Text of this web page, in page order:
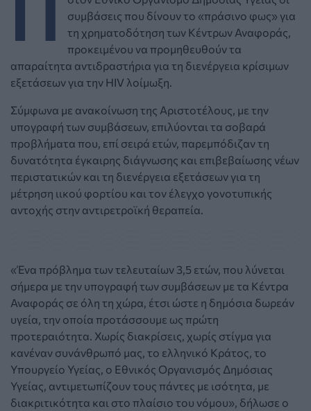
συμβάσεις που δίνουν το «πράσινο φως» για
τη χρηματοδότηση των Κέντρων Αναφοράς,
προκειμένου να προμηθευθούν τα
απαραίτητα αντιδραστήρια για τη διενέργεια κρίσιμων
εξετάσεων για την HIV λοίμωξη.
Σύμφωνα με ανακοίνωση της Αριστοτέλους, με την
υπογραφή των συμβάσεων, επιλύονται τα σοβαρά
προβλήματα που, επί σειρά ετών, παρεμπόδιζαν τη
δυνατότητα έγκαιρης διάγνωσης και επιβεβαίωσης νέων
περιστατικών και τη διενέργεια εξετάσεων για τη
μέτρηση ιικού φορτίου και τον έλεγχο γονοτυπικής
αντοχής στην αντιρετροϊκή θεραπεία.
«Ένα πρόβλημα των τελευταίων 3,5 ετών, που λύνεται
σήμερα με την υπογραφή των συμβάσεων με τα Κέντρα
Αναφοράς σε όλη τη χώρα, έτσι ώστε η δημόσια δωρεάν
υγεία, την οποία προτάσσουμε ως πρώτη
προτεραιότητα. Χωρίς διακρίσεις, χωρίς στίγμα για
κανέναν συνάνθρωπό μας, το ελληνικό Κράτος, το
Υπουργείο Υγείας, ο Εθνικός Οργανισμός Δημόσιας
Υγείας, αντιμετωπίζουν τους πάντες με ισότητα, με
διακριτικότητα και στο πλαίσιο του νόμου», δήλωσε ο